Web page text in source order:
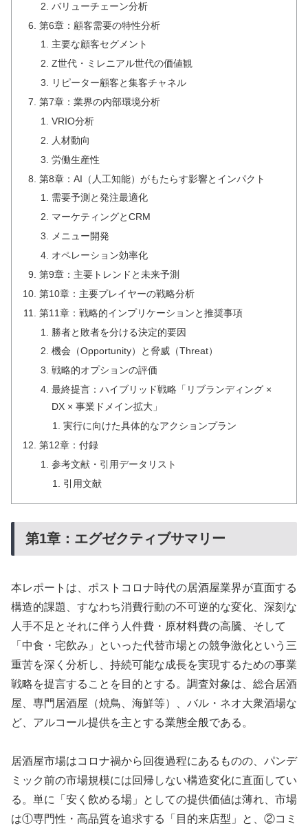
バリューチェーン分析
第6章：顧客需要の特性分析
主要な顧客セグメント
Z世代・ミレニアル世代の価値観
リピーター顧客と集客チャネル
第7章：業界の内部環境分析
VRIO分析
人材動向
労働生産性
第8章：AI（人工知能）がもたらす影響とインパクト
需要予測と発注最適化
マーケティングとCRM
メニュー開発
オペレーション効率化
第9章：主要トレンドと未来予測
第10章：主要プレイヤーの戦略分析
第11章：戦略的インプリケーションと推奨事項
勝者と敗者を分ける決定的要因
機会（Opportunity）と脅威（Threat）
戦略的オプションの評価
最終提言：ハイブリッド戦略「リブランディング ×
DX × 事業ドメイン拡大」
実行に向けた具体的なアクションプラン
第12章：付録
参考文献・引用データリスト
引用文献
第1章：エグゼクティブサマリー
本レポートは、ポストコロナ時代の居酒屋業界が直面する
構造的課題、すなわち消費行動の不可逆的な変化、深刻な
人手不足とそれに伴う人件費・原材料費の高騰、そして
「中食・宅飲み」といった代替市場との競争激化という三
重苦を深く分析し、持続可能な成長を実現するための事業
戦略を提言することを目的とする。調査対象は、総合居酒
屋、専門居酒屋（焼鳥、海鮮等）、バル・ネオ大衆酒場な
ど、アルコール提供を主とする業態全般である。
居酒屋市場はコロナ禍から回復過程にあるものの、パンデ
ミック前の市場規模には回帰しない構造変化に直面してい
る。単に「安く飲める場」としての提供価値は薄れ、市場
は①専門性・高品質を追求する「目的来店型」と、②コミ